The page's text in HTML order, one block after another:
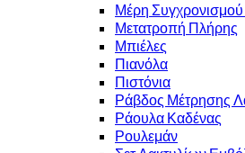
Μέρη Συγχρονισμού
Μετατροπή Πλήρης
Μπιέλες
Πιανόλα
Πιστόνια
Ράβδος Μέτρησης
Ράουλα Καδένας
Ρουλεμάν